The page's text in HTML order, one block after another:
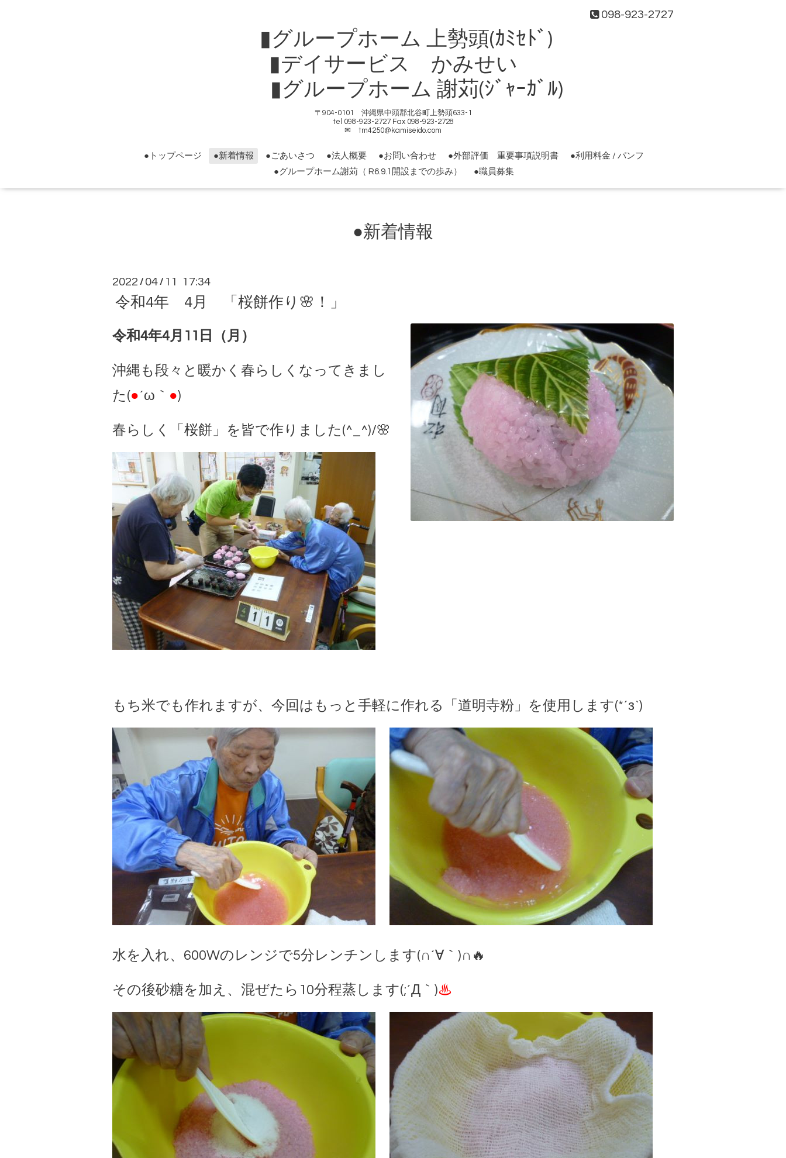
098-923-2727
▮グループホーム 上勢頭(ｶﾐｾﾄﾞ)
▮デイサービス かみせい
▮グループホーム 謝苅(ｼﾞｬｰｶﾞﾙ)
〒904-0101 沖縄県中頭郡北谷町上勢頭633-1
tel 098-923-2727 Fax 098-923-2728
✉ tm4250@kamiseido.com
●トップページ ●新着情報 ●ごあいさつ ●法人概要 ●お問い合わせ ●外部評価 重要事項説明書
●利用料金 / パンフ
●グループホーム謝苅（ R6.9.1開設までの歩み）
●職員募集
●新着情報
2022 / 04 / 11 17:34
令和4年 4月 「桜餅作り🌸！」
令和4年4月11日（月）
沖縄も段々と暖かく春らしくなってきまし
た(●´ω｀ ●)
春らしく「桜餅」を皆で作りました(^_^)/🌸
もち米でも作れますが、今回はもっと手軽に作れる「道明寺粉」を使用します(*´з`)
水を入れ、600Wのレンジで5分レンチンします(∩´∀｀)∩🔥
その後砂糖を加え、混ぜたら10分程蒸します(;´Д｀)♨